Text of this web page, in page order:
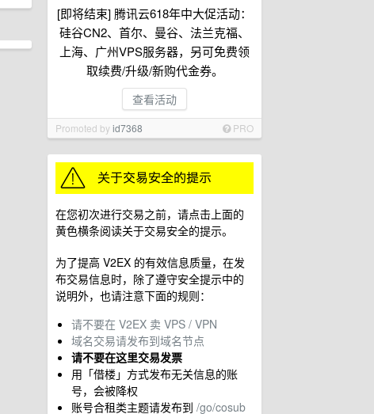
[即将结束] 腾讯云618年中大促活动：
硅谷CN2、首尔、曼谷、法兰克福、
上海、广州VPS服务器，另可免费领
取续费/升级/新购代金券。
查看活动
Promoted byid7368 PRO
在您初次进行交易之前，请点击上面的
黄色横条阅读关于交易安全的提示。
为了提高 V2EX 的有效信息质量，在发
布交易信息时，除了遵守安全提示中的
说明外，也请注意下面的规则：
请不要在 V2EX 卖 VPS / VPN
域名交易请发布到域名节点
请不要在这里交易发票
用「借楼」方式发布无关信息的账
号，会被降权
账号合租类主题请发布到 /go/cosub